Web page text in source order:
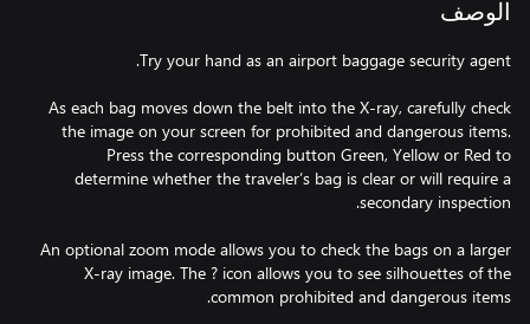
الوصف
As each bag moves down the belt into the X-ray, carefully check
the image on your screen for prohibited and dangerous items.
Press the corresponding button Green, Yellow or Red to
determine whether the traveler’s bag is clear or will require a
An optional zoom mode allows you to check the bags on a larger
X-ray image. The ? icon allows you to see silhouettes of the